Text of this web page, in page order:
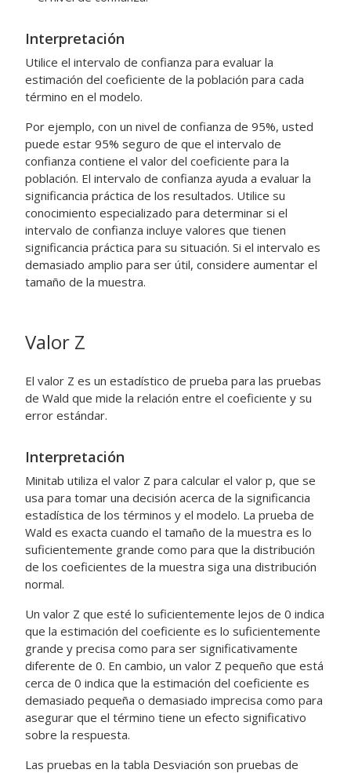
Interpretación
Utilice el intervalo de confianza para evaluar la
estimación del coeficiente de la población para cada
término en el modelo.
Por ejemplo, con un nivel de confianza de 95%, usted
puede estar 95% seguro de que el intervalo de
confianza contiene el valor del coeficiente para la
población. El intervalo de confianza ayuda a evaluar la
significancia práctica de los resultados. Utilice su
conocimiento especializado para determinar si el
intervalo de confianza incluye valores que tienen
significancia práctica para su situación. Si el intervalo es
demasiado amplio para ser útil, considere aumentar el
tamaño de la muestra.
Valor Z
El valor Z es un estadístico de prueba para las pruebas
de Wald que mide la relación entre el coeficiente y su
error estándar.
Interpretación
Minitab utiliza el valor Z para calcular el valor p, que se
usa para tomar una decisión acerca de la significancia
estadística de los términos y el modelo. La prueba de
Wald es exacta cuando el tamaño de la muestra es lo
suficientemente grande como para que la distribución
de los coeficientes de la muestra siga una distribución
normal.
Un valor Z que esté lo suficientemente lejos de 0 indica
que la estimación del coeficiente es lo suficientemente
grande y precisa como para ser significativamente
diferente de 0. En cambio, un valor Z pequeño que está
cerca de 0 indica que la estimación del coeficiente es
demasiado pequeña o demasiado imprecisa como para
asegurar que el término tiene un efecto significativo
sobre la respuesta.
Las pruebas en la tabla Desviación son pruebas de